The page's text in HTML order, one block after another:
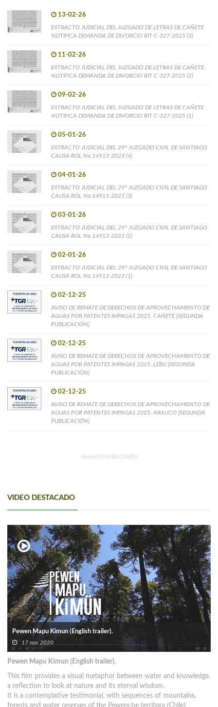
13-02-26
EXTRACTO JUDICIAL DEL JUZGADO DE LETRAS DE CAÑETE
NOTIFICA DEMANDA DE DIVORCIO RIT C-327-2025 (3)
11-02-26
EXTRACTO JUDICIAL DEL JUZGADO DE LETRAS DE CAÑETE
NOTIFICA DEMANDA DE DIVORCIO RIT C-327-2025 (2)
09-02-26
EXTRACTO JUDICIAL DEL JUZGADO DE LETRAS DE CAÑETE
NOTIFICA DEMANDA DE DIVORCIO RIT C-327-2025 (1)
05-01-26
EXTRACTO JUDICIAL DEL 29° JUZGADO CIVIL DE SANTIAGO
CAUSA ROL No.14913-2023 (4)
04-01-26
EXTRACTO JUDICIAL DEL 29° JUZGADO CIVIL DE SANTIAGO
CAUSA ROL No.14913-2023 (3)
03-01-26
EXTRACTO JUDICIAL DEL 29° JUZGADO CIVIL DE SANTIAGO
CAUSA ROL No.14913-2023 (2)
02-01-26
EXTRACTO JUDICIAL DEL 29° JUZGADO CIVIL DE SANTIAGO
CAUSA ROL No.14913-2023 (1)
02-12-25
AVISO DE REMATE DE DERECHOS DE APROVECHAMIENTO DE
AGUAS POR PATENTES IMPAGAS 2025, CAÑETE [SEGUNDA
PUBLICACIÓN]
02-12-25
AVISO DE REMATE DE DERECHOS DE APROVECHAMIENTO DE
AGUAS POR PATENTES IMPAGAS 2025, LEBU [SEGUNDA
PUBLICACIÓN]
02-12-25
AVISO DE REMATE DE DERECHOS DE APROVECHAMIENTO DE
AGUAS POR PATENTES IMPAGAS 2025, ARAUCO [SEGUNDA
PUBLICACIÓN]
ANUNCIO PUBLICITARIO
VIDEO DESTACADO
Pewen Mapu Kimun (English trailer).
17 nov 2020
Pewen Mapu Kimun (English trailer).
This film provides a visual metaphor between water and knowledge,
a reflection to look at nature and its eternal wisdom.
It is a contemplative testimonial, with sequences of mountains,
forests and water reserves of the Pewenche territory (Chile).